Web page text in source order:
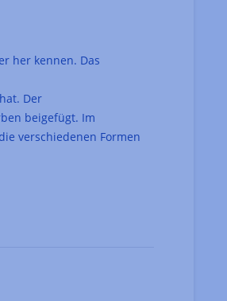
her kennen. Das
Der
beigefügt. Im
verschiedenen Formen